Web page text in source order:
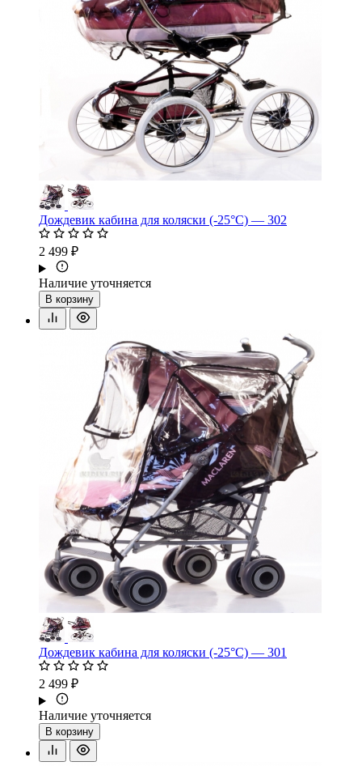
Дождевик кабина для коляски (-25°С) — 302
2 499 ₽
Наличие уточняется
В корзину
Дождевик кабина для коляски (-25°С) — 301
2 499 ₽
Наличие уточняется
В корзину